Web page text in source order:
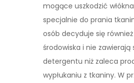
mogące uszkodzić
specjalnie do prania
osób decyduje się
środowiska i nie
detergentu niż zaleca
wypłukaniu z tkaniny. W